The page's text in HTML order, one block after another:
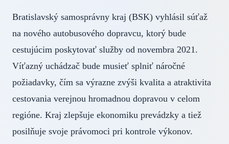
Bratislavský samosprávny kraj (BSK) vyhlásil súťaž
na nového autobusového dopravcu, ktorý bude
cestujúcim poskytovať služby od novembra 2021.
Víťazný uchádzač bude musieť splniť náročné
požiadavky, čím sa výrazne zvýši kvalita a atraktivita
cestovania verejnou hromadnou dopravou v celom
regióne. Kraj zlepšuje ekonomiku prevádzky a tiež
posilňuje svoje právomoci pri kontrole výkonov.